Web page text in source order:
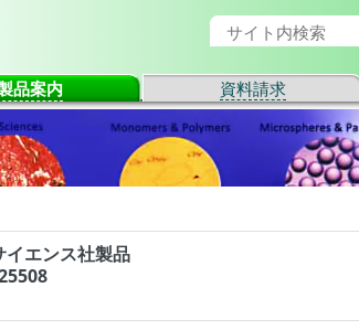
品案内 資料請求
イエンス社製品